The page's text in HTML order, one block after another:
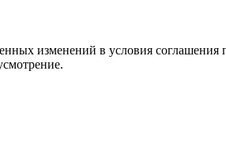
изменений в условия соглашения